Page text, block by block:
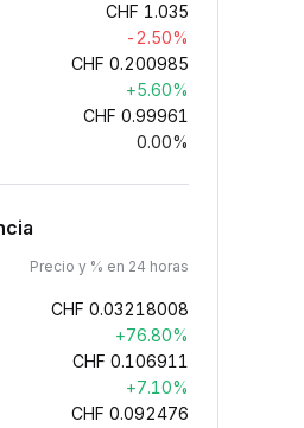
CHF 1.035
-2.50%
CHF 0.200985
+5.60%
CHF 0.99961
0.00%
Precio y % en 24 horas
CHF 0.03218008
+76.80%
CHF 0.106911
+7.10%
CHF 0.092476